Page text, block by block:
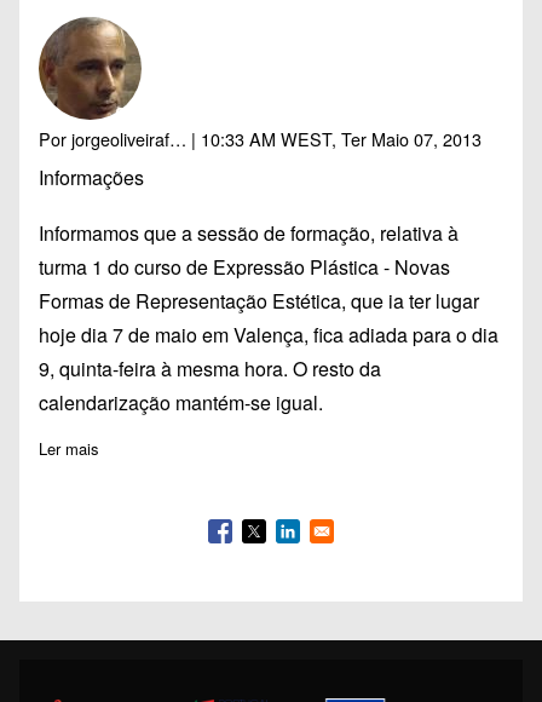
Porjorgeoliveiraf… | 10:33 AM WEST, Ter Maio 07, 2013
Informações
Informamos que a sessão de formação, relativa à
turma 1 do curso de Expressão Plástica - Novas
Formas de Representação Estética, que ia ter lugar
hoje dia 7 de maio em Valença, fica adiada para o dia
9, quinta-feira à mesma hora. O resto da
calendarização mantém-se igual.
Ler mais